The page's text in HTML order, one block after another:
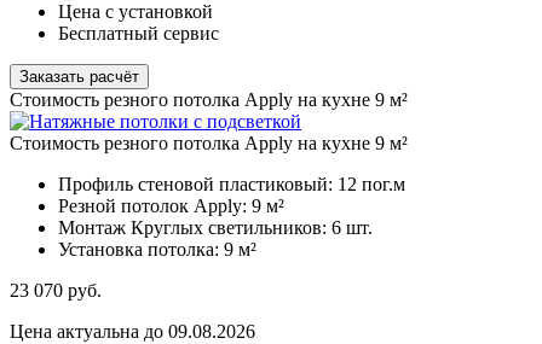
Цена с установкой
Бесплатный сервис
Заказать расчёт
Стоимость резного потолка Apply на кухне 9 м²
Стоимость резного потолка Apply на кухне 9 м²
Профиль стеновой пластиковый: 12 пог.м
Резной потолок Apply: 9 м²
Монтаж Круглых светильников: 6 шт.
Установка потолка: 9 м²
23 070 руб.
Цена актуальна до 09.08.2026